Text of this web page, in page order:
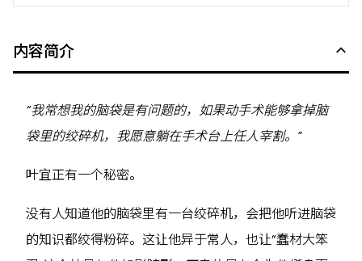
内容简介
“我常想我的脑袋是有问题的，如果动手术能够拿掉脑
袋里的绞碎机，我愿意躺在手术台上任人宰割。”
叶宜正有一个秘密。
没有人知道他的脑袋里有一台绞碎机，会把他听进脑袋
的知识都绞得粉碎。这让他异于常人，也让“蠢材大笨